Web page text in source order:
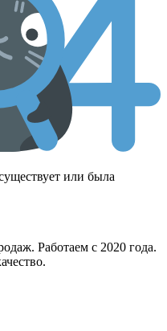
или была
Работаем с 2020 года.